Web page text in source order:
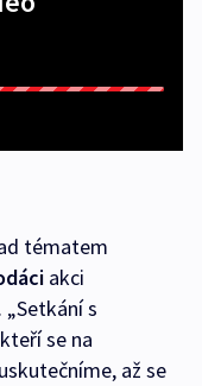
tématem
akci
s
se na
až se